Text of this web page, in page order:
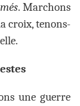
. Marchons
croix, tenons-
une guerre